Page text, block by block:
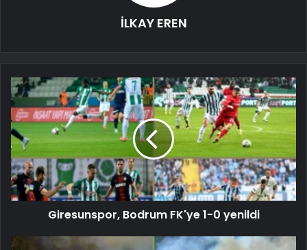
İLKAY EREN
Giresunspor, Bodrum FK'ye 1-0 yenildi